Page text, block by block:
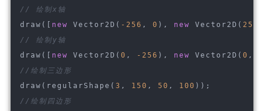
// 绘制x轴
draw([ new Vector2D( -256 , 0 ), new Vector2D( 256
// 绘制y轴
draw([ new Vector2D( 0 , -256 ), new Vector2D( 0 ,
//绘制三边形
draw(regularShape( 3 , 150 , 50 , 100 ));
//绘制四边形